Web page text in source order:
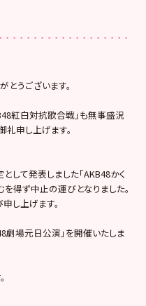
とうございます。
紅白対抗歌合戦」も無事盛況
礼申し上げます。
して発表しました「AKB48かく
を得ず中止の運びとなりました。
し上げます。
劇場元日公演」を開催いたしま